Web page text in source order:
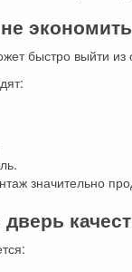
быстро выйти из
значительно